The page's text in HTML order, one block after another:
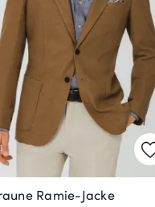
Ramie-Jacke